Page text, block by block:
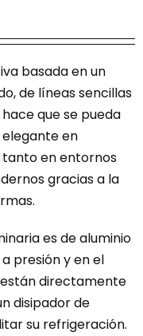
basada en un
de líneas sencillas
que se pueda
en
tanto en entornos
gracias a la
es de aluminio
presión y en el
directamente
disipador de
su refrigeración.